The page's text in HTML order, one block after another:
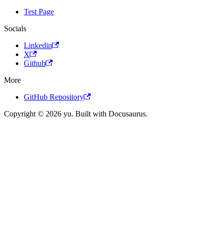
Test Page
Socials
Linkedin
X
Github
More
GitHub Repository
Copyright © 2026 yu. Built with Docusaurus.